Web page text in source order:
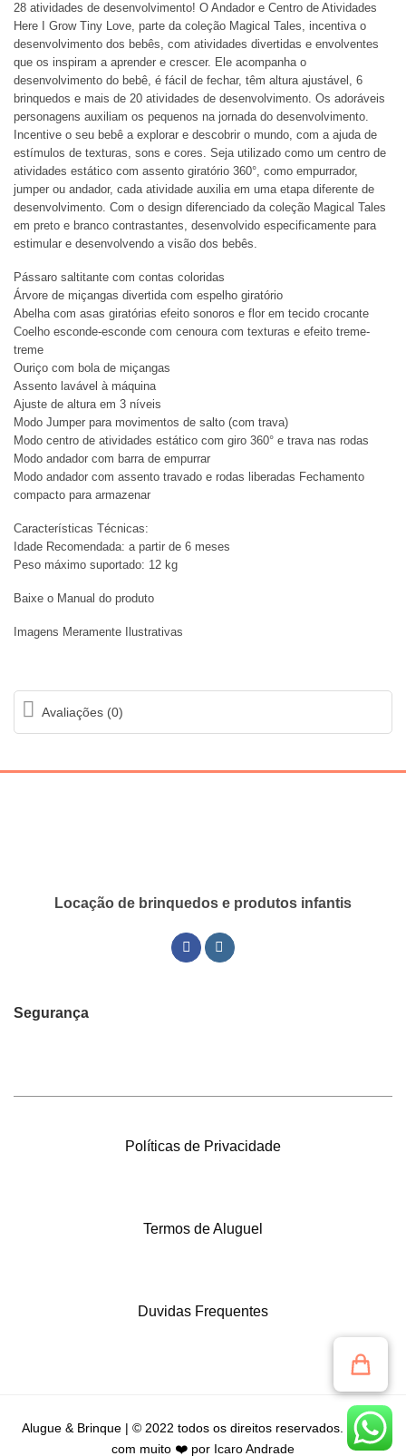
28 atividades de desenvolvimento! O Andador e Centro de Atividades
Here I Grow Tiny Love, parte da coleção Magical Tales, incentiva o
desenvolvimento dos bebês, com atividades divertidas e envolventes
que os inspiram a aprender e crescer. Ele acompanha o
desenvolvimento do bebê, é fácil de fechar, têm altura ajustável, 6
brinquedos e mais de 20 atividades de desenvolvimento. Os adoráveis
personagens auxiliam os pequenos na jornada do desenvolvimento.
Incentive o seu bebê a explorar e descobrir o mundo, com a ajuda de
estímulos de texturas, sons e cores. Seja utilizado como um centro de
atividades estático com assento giratório 360°, como empurrador,
jumper ou andador, cada atividade auxilia em uma etapa diferente de
desenvolvimento. Com o design diferenciado da coleção Magical Tales
em preto e branco contrastantes, desenvolvido especificamente para
estimular e desenvolvendo a visão dos bebês.
Pássaro saltitante com contas coloridas
Árvore de miçangas divertida com espelho giratório
Abelha com asas giratórias efeito sonoros e flor em tecido crocante
Coelho esconde-esconde com cenoura com texturas e efeito treme-
treme
Ouriço com bola de miçangas
Assento lavável à máquina
Ajuste de altura em 3 níveis
Modo Jumper para movimentos de salto (com trava)
Modo centro de atividades estático com giro 360° e trava nas rodas
Modo andador com barra de empurrar
Modo andador com assento travado e rodas liberadas Fechamento
compacto para armazenar
Características Técnicas:
Idade Recomendada: a partir de 6 meses
Peso máximo suportado: 12 kg
Baixe o Manual do produto
Imagens Meramente Ilustrativas
Avaliações (0)
Locação de brinquedos e produtos infantis
Segurança
Políticas de Privacidade
Termos de Aluguel
Duvidas Frequentes
Alugue & Brinque | © 2022 todos os direitos reservados. Criado
com muito ❤️ por Icaro Andrade